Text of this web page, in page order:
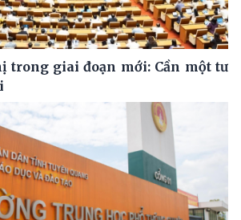
trong giai đoạn mới: Cần một tư